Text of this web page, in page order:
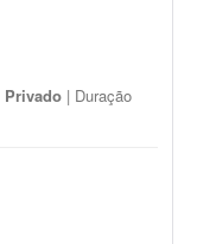
Privado | Duração